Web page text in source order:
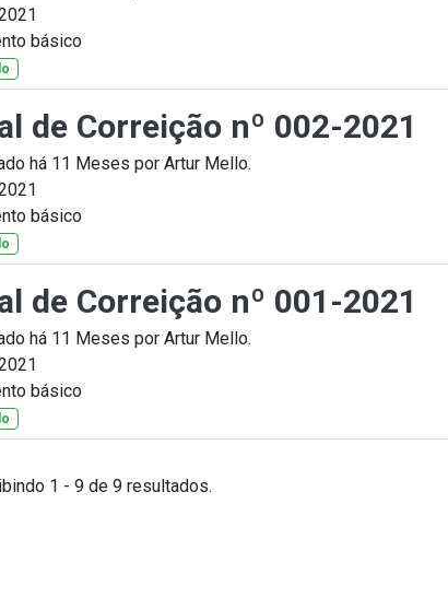
básico
de Correição nº 002-2021
há 11 Meses por Artur Mello.
básico
de Correição nº 001-2021
há 11 Meses por Artur Mello.
básico
1 - 9 de 9 resultados.